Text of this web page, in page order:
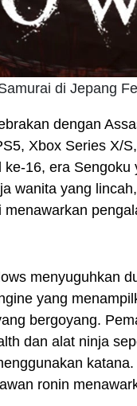
di Jepang
dengan
Xbox Series X/
16, era Sengoku
wanita yang
menyuguhkan
yang
bergoyang.
dan alat ninja
ronin